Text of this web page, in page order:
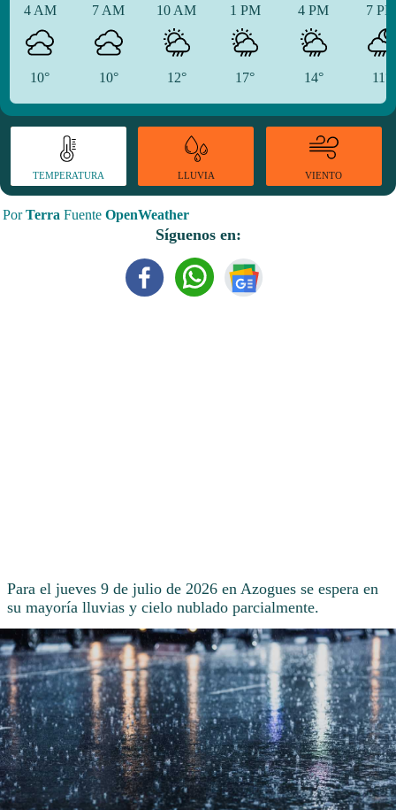
4 AM
10°
7 AM
10°
10 AM
12°
1 PM
17°
4 PM
14°
7
11°
TEMPERATURA LLUVIA VIENTO
PorTerra Fuente OpenWeather
Síguenos en:
Para el jueves 9 de julio de 2026 en Azogues se espera en
su mayoría lluvias y cielo nublado parcialmente.